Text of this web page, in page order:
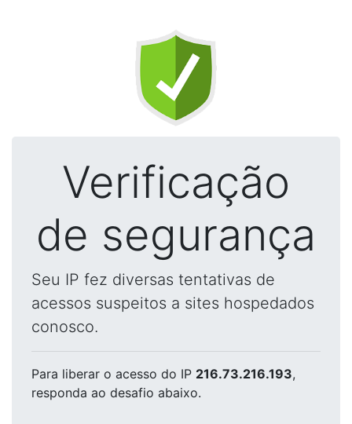
Verificação
de segurança
Seu IP fez diversas tentativas de
acessos suspeitos a sites hospedados
conosco.
Para liberar o acesso do IP 216.73.216.193,
responda ao desafio abaixo.